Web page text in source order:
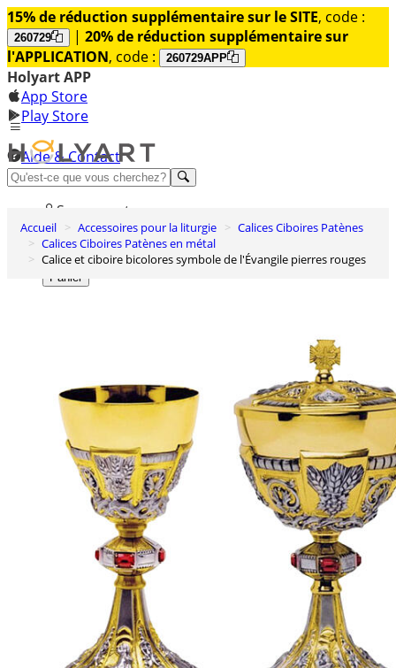
15% de réduction supplémentaire sur le SITE, code :
260729 | 20% de réduction supplémentaire sur
l'APPLICATION, code : 260729APP
Holyart APP
App Store
Play Store
Aide & Contact
Découvrez Premium
Se connecter
Liste des envies
0
Panier
Accueil Accessoires pour la liturgie
Calices Ciboires Patènes
Calices Ciboires Patènes en métal
Calice et ciboire bicolores symbole de l'Évangile pierres rouges